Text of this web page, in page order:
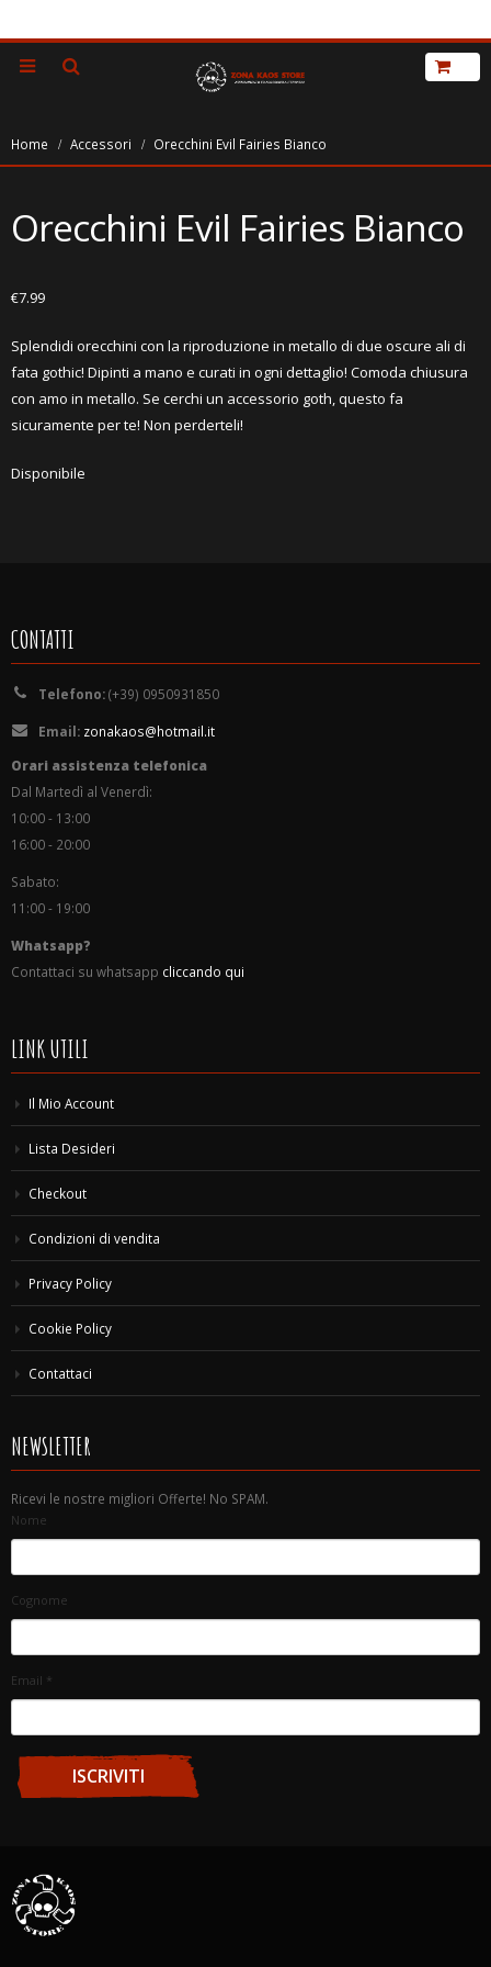
Home Accessori Orecchini Evil Fairies Bianco
Orecchini Evil Fairies Bianco
€7.99
Splendidi orecchini con la riproduzione in metallo di due oscure ali di
fata gothic! Dipinti a mano e curati in ogni dettaglio! Comoda chiusura
con amo in metallo. Se cerchi un accessorio goth, questo fa
sicuramente per te! Non perderteli!
Disponibile
CONTATTI
Telefono:(+39) 0950931850
Email: zonakaos@hotmail.it
Orari assistenza telefonica
Dal Martedì al Venerdì:
10:00 - 13:00
16:00 - 20:00
Sabato:
11:00 - 19:00
Whatsapp?
Contattaci su whatsapp cliccando qui
LINK UTILI
Il Mio Account
Lista Desideri
Checkout
Condizioni di vendita
Privacy Policy
Cookie Policy
Contattaci
NEWSLETTER
Ricevi le nostre migliori Offerte! No SPAM.
Nome
Cognome
Email *